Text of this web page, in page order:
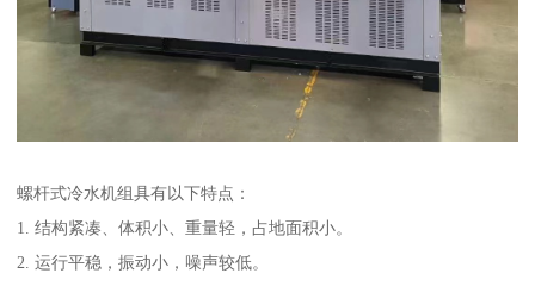
螺杆式冷水机组具有以下特点：
1. 结构紧凑、体积小、重量轻，占地面积小。
2. 运行平稳，振动小，噪声较低。